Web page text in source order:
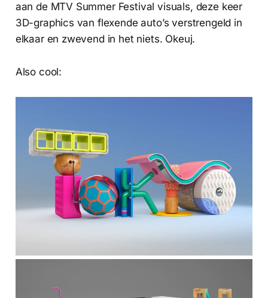
aan de MTV Summer Festival visuals, deze keer
3D-graphics van flexende auto’s verstrengeld in
elkaar en zwevend in het niets. Okeuj.
Also cool: